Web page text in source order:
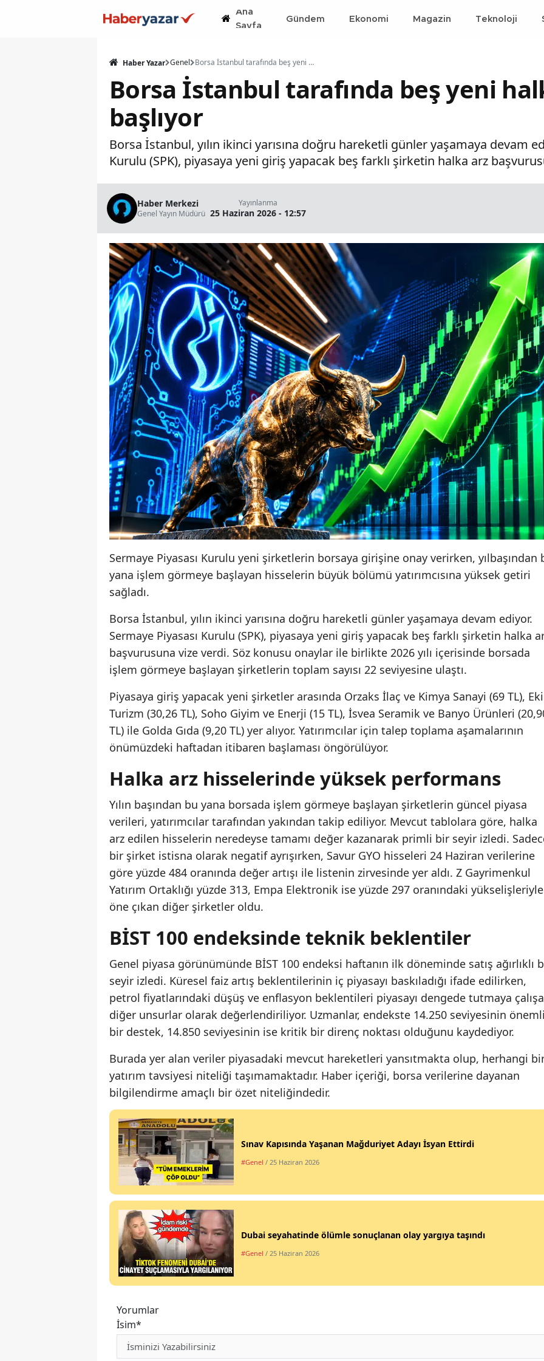
Ana
Sayfa
Gündem Ekonomi Magazin Teknoloji
Haber Yazar Genel Borsa İstanbul tarafında beş yeni halka arz süreci başlıyor
Borsa İstanbul tarafında beş yeni
başlıyor
Borsa İstanbul, yılın ikinci yarısına doğru hareketli günler yaşamaya devam
Kurulu (SPK), piyasaya yeni giriş yapacak beş farklı şirketin halka arz
Haber Merkezi
Genel Yayın Müdürü
Yayınlanma
25 Haziran 2026 - 12:57
Sermaye Piyasası Kurulu yeni şirketlerin borsaya girişine onay verirken, yılbaşından
yana işlem görmeye başlayan hisselerin büyük bölümü yatırımcısına yüksek getiri
sağladı.
Borsa İstanbul, yılın ikinci yarısına doğru hareketli günler yaşamaya devam ediyor.
Sermaye Piyasası Kurulu (SPK), piyasaya yeni giriş yapacak beş farklı şirketin halka
başvurusuna vize verdi. Söz konusu onaylar ile birlikte 2026 yılı içerisinde borsada
işlem görmeye başlayan şirketlerin toplam sayısı 22 seviyesine ulaştı.
Piyasaya giriş yapacak yeni şirketler arasında Orzaks İlaç ve Kimya Sanayi (69 TL),
Turizm (30,26 TL), Soho Giyim ve Enerji (15 TL), İsvea Seramik ve Banyo Ürünleri
TL) ile Golda Gıda (9,20 TL) yer alıyor. Yatırımcılar için talep toplama aşamalarının
önümüzdeki haftadan itibaren başlaması öngörülüyor.
Halka arz hisselerinde yüksek performans
Yılın başından bu yana borsada işlem görmeye başlayan şirketlerin güncel piyasa
verileri, yatırımcılar tarafından yakından takip ediliyor. Mevcut tablolara göre, halka
arz edilen hisselerin neredeyse tamamı değer kazanarak primli bir seyir izledi.
bir şirket istisna olarak negatif ayrışırken, Savur GYO hisseleri 24 Haziran verilerine
göre yüzde 484 oranında değer artışı ile listenin zirvesinde yer aldı. Z Gayrimenkul
Yatırım Ortaklığı yüzde 313, Empa Elektronik ise yüzde 297 oranındaki yükselişleriyle
öne çıkan diğer şirketler oldu.
BİST 100 endeksinde teknik beklentiler
Genel piyasa görünümünde BİST 100 endeksi haftanın ilk döneminde satış ağırlıklı
seyir izledi. Küresel faiz artış beklentilerinin iç piyasayı baskıladığı ifade edilirken,
petrol fiyatlarındaki düşüş ve enflasyon beklentileri piyasayı dengede tutmaya
diğer unsurlar olarak değerlendiriliyor. Uzmanlar, endekste 14.250 seviyesinin önemli
bir destek, 14.850 seviyesinin ise kritik bir direnç noktası olduğunu kaydediyor.
Burada yer alan veriler piyasadaki mevcut hareketleri yansıtmakta olup, herhangi
yatırım tavsiyesi niteliği taşımamaktadır. Haber içeriği, borsa verilerine dayanan
bilgilendirme amaçlı bir özet niteliğindedir.
Sınav Kapısında Yaşanan Mağduriyet Adayı İsyan Ettirdi
#Genel / 25 Haziran 2026
Dubai seyahatinde ölümle sonuçlanan olay yargıya taşındı
#Genel / 25 Haziran 2026
Yorumlar
İsim*